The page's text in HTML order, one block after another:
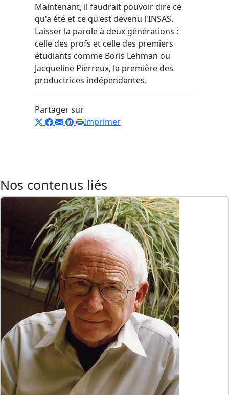
Maintenant, il faudrait pouvoir dire ce
qu'a été et ce qu'est devenu l'INSAS.
Laisser la parole à deux générations :
celle des profs et celle des premiers
étudiants comme Boris Lehman ou
Jacqueline Pierreux, la première des
productrices indépendantes.
Partager sur
Imprimer
Nos contenus liés